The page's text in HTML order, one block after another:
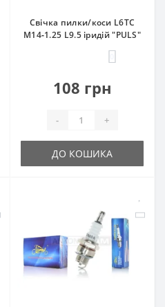
Свічка пилки/коси L6TC
M14‑1.25 L9.5 іридій "PULS"
108 грн
- +
ДО КОШИКА